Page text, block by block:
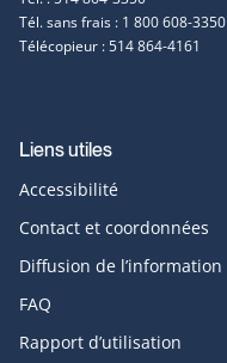
Tél. sans frais : 1 800 608-3350
Télécopieur : 514 864-4161
Liens utiles
Accessibilité
Contact et coordonnées
Diffusion de l’information
FAQ
Rapport d’utilisation